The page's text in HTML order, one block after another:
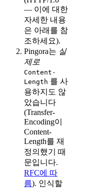
— 이에 대한
자세한 내용
은 아래를 참
조하세요).
Pingora는 실
제로
Content-
Length 를 사
용하지도 않
았습니다
(Transfer-
Encoding이
Content-
Length를 재
정의했기 때
문입니다.
RFC에 따
름). 인식할